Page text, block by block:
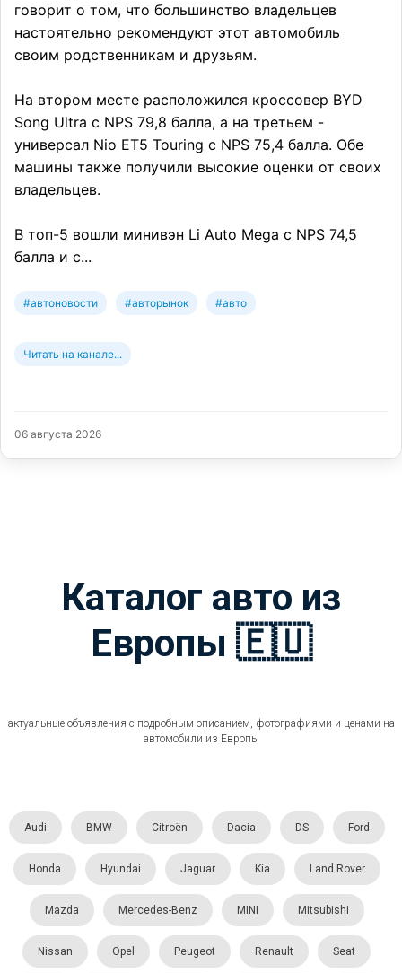
говорит о том, что большинство владельцев
настоятельно рекомендуют этот автомобиль
своим родственникам и друзьям.
На втором месте расположился кроссовер BYD
Song Ultra с NPS 79,8 балла, а на третьем -
универсал Nio ET5 Touring с NPS 75,4 балла. Обе
машины также получили высокие оценки от своих
владельцев.
В топ-5 вошли минивэн Li Auto Mega с NPS 74,5
балла и с...
#автоновости #авторынок #авто
Читать на канале...
06 августа 2026
Каталог авто из
Европы 🇪🇺
актуальные объявления с подробным описанием, фотографиями и ценами на
автомобили из Европы
Audi BMW Citroën Dacia DS Ford
Honda Hyundai Jaguar Kia Land Rover
Mazda Mercedes-Benz MINI Mitsubishi
Nissan Opel Peugeot Renault Seat